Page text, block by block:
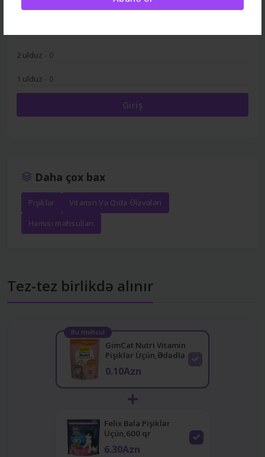
4 ulduz- 1
2 ulduz - 0
1 ulduz - 0
Giriş
Daha çox bax
Pişiklər
Vitamin Və Qida Əlavələri
Hamısı məhsulları
Tez-tez birlikdə alınır
Bu məhsul
GimCat Nutri Vitamin
Pişiklər Üçün,Ədədlə
0.10Azn
Felix Bala Pişiklər
Üçün,600 qr
6.30Azn